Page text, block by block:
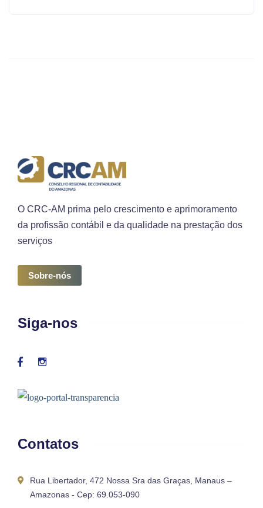
O CRC-AM prima pelo crescimento e aprimoramento
da profissão contábil e da qualidade na prestação dos
serviços
Sobre-nós
Siga-nos
Contatos
Rua Libertador, 472 Nossa Sra das Graças, Manaus –
Amazonas - Cep: 69.053-090